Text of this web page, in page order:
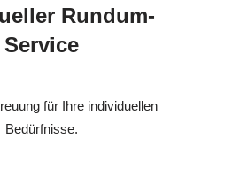
Rundum-
Service
für Ihre individuellen
Bedürfnisse.